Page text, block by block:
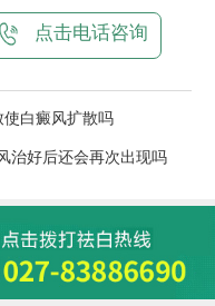
点击电话咨询
白癜风扩散吗
治好后还会再次出现吗